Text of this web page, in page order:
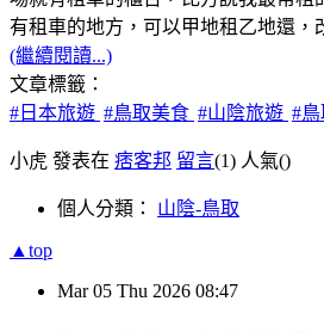
有租車的地方，可以甲地租乙地還，
(繼續閱讀...)
文章標籤：
#日本旅遊 #鳥取美食 #山陰旅遊 #
小虎 發表在 痞客邦 留言(1) 人氣()
個人分類： 山陰-鳥取
▲top
Mar 05 Thu 2026 08:47